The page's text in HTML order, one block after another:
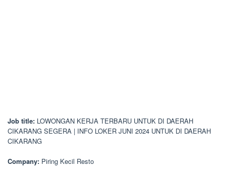
Job title: LOWONGAN KERJA TERBARU UNTUK DI DAERAH
CIKARANG SEGERA | INFO LOKER JUNI 2024 UNTUK DI DAERAH
CIKARANG
Company: Piring Kecil Resto